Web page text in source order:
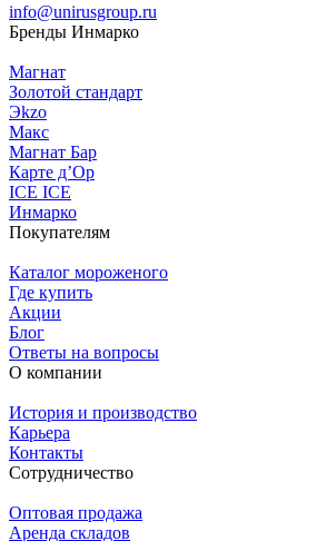
info@unirusgroup.ru
Бренды Инмарко
Магнат
Золотой стандарт
Эkzо
Макс
Магнат Бар
Карте д’Ор
ICE ICE
Инмарко
Покупателям
Каталог мороженого
Где купить
Акции
Блог
Ответы на вопросы
О компании
История и производство
Карьера
Контакты
Сотрудничество
Оптовая продажа
Аренда складов